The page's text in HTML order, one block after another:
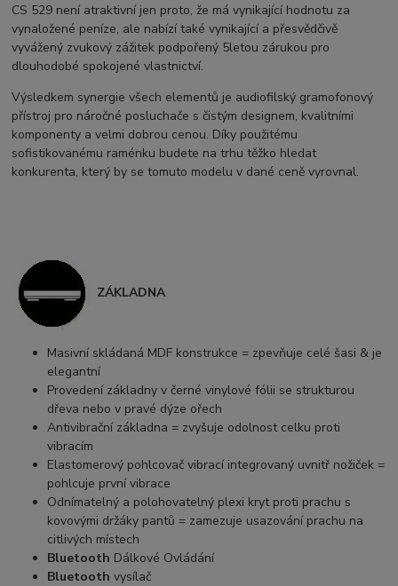
CS 529 není atraktivní jen proto, že má vynikající hodnotu za
vynaložené peníze, ale nabízí také vynikající a přesvědčivě
vyvážený zvukový zážitek podpořený 5letou zárukou pro
dlouhodobé spokojené vlastnictví.
Výsledkem synergie všech elementů je audiofilský gramofonový
přístroj pro náročné posluchače s čistým designem, kvalitními
komponenty a velmi dobrou cenou. Díky použitému
sofistikovanému raménku budete na trhu těžko hledat
konkurenta, který by se tomuto modelu v dané ceně vyrovnal.
ZÁKLADNA
Masivní skládaná MDF konstrukce = zpevňuje celé šasi & je
elegantní
Provedení základny v černé vinylové fólii se strukturou
dřeva nebo v pravé dýze ořech
Antivibrační základna = zvyšuje odolnost celku proti
vibracím
Elastomerový pohlcovač vibrací integrovaný uvnitř nožiček =
pohlcuje první vibrace
Odnímatelný a polohovatelný plexi kryt proti prachu s
kovovými držáky pantů = zamezuje usazování prachu na
citlivých místech
Bluetooth Dálkové Ovládání
Bluetoothvysílač